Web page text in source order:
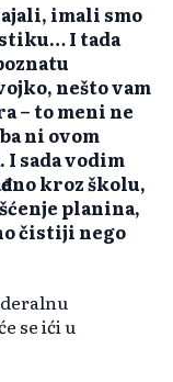
imali smo
I tada
nešto vam
– to meni ne
ni ovom
sada vodim
kroz školu,
planina,
čistiji nego
se ići u